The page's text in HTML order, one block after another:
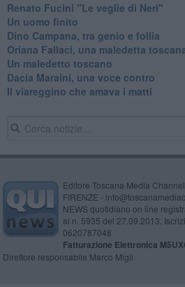
Renato Fucini "Le veglie di Neri"
Un uomo finito
​Dino Campana, tra genio e follia
​Oriana Fallaci, una maledetta
​Un maledetto toscano
​Dacia Maraini, una voce contro
​Il viareggino che amava i matti
Editore Toscana Media
FIRENZE -
NEWS quotidiano on line
al n. 5935 del 27.09.2013.
0620787048
Fatturazione Elettronica
Direttore responsabile Marco Migli